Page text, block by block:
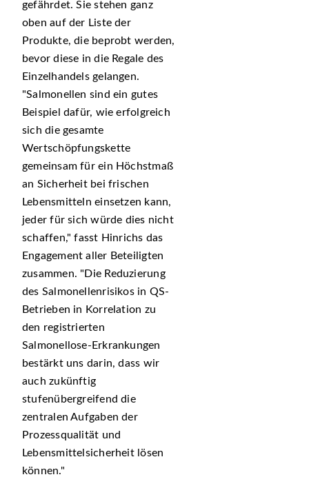
gefährdet. Sie stehen ganz
oben auf der Liste der
Produkte, die beprobt werden,
bevor diese in die Regale des
Einzelhandels gelangen.
Salmonellen sind ein gutes
Beispiel dafür, wie erfolgreich
sich die gesamte
Wertschöpfungskette
gemeinsam für ein Höchstmaß
an Sicherheit bei frischen
Lebensmitteln einsetzen kann,
jeder für sich würde dies nicht
schaffen,
fasst Hinrichs das
Engagement aller Beteiligten
zusammen.
Die Reduzierung
des Salmonellenrisikos in QS-
Betrieben in Korrelation zu
den registrierten
Salmonellose-Erkrankungen
bestärkt uns darin, dass wir
auch zukünftig
stufenübergreifend die
zentralen Aufgaben der
Prozessqualität und
Lebensmittelsicherheit lösen
können.